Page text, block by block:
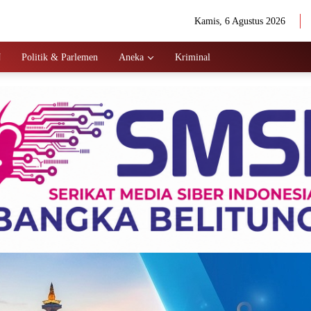
Kamis, 6 Agustus 2026
Politik & Parlemen Aneka Kriminal